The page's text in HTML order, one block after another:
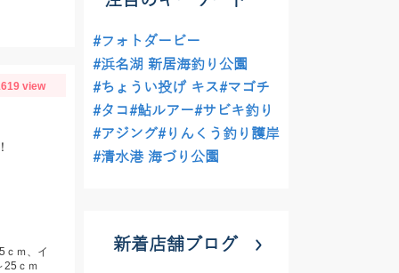
view
ｃｍ、イ
25ｃｍ
#フォトダービー
#浜名湖 新居海釣り公園
#ちょうい投げ キス#マゴチ
#タコ#鮎ルアー#サビキ釣り
#アジング#りんくう釣り護岸
#清水港 海づり公園
新着店舗ブログ